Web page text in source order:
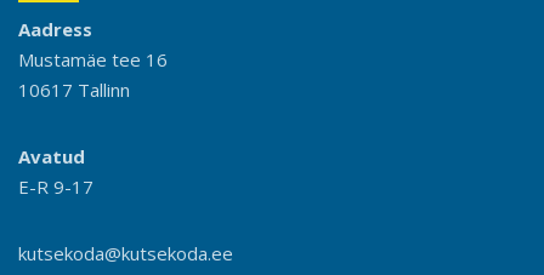
Aadress
Mustamäe tee 16
10617 Tallinn
Avatud
E-R 9-17
kutsekoda@kutsekoda.ee